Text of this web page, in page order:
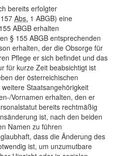
bereits erfolgter
Abs. 1 ABGB) eine
ABGB erhalten
§ 155 ABGB entsprechenden
erhalten, der die Obsorge für
Pflege er sich befindet und das
für kurze Zeit beabsichtigt ist
der österreichischen
Staatsangehörigkeit
Vornamen erhalten, den er
bereits rechtmäßig
ist, nach den beiden
Namen zu führen
dass die Änderung des
ist, um unzumutbare